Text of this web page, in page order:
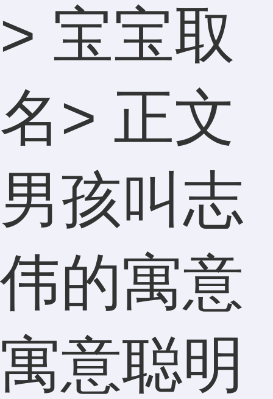
> 宝宝取
名> 正文
男孩叫志
伟的寓意
寓意聪明